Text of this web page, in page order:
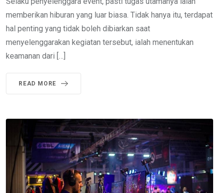
memberikan hiburan yang luar biasa. Tidak hanya itu, terdapat
hal penting yang tidak boleh dibiarkan saat
menyelenggarakan kegiatan tersebut, ialah menentukan
keamanan dari […]
READ MORE